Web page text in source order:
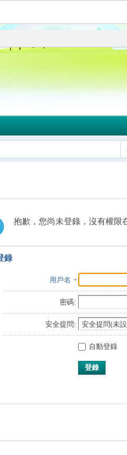
抱歉，您尚未登錄，沒有權限
錄
用戶名
密碼:
安全提問:
自動登錄
登錄